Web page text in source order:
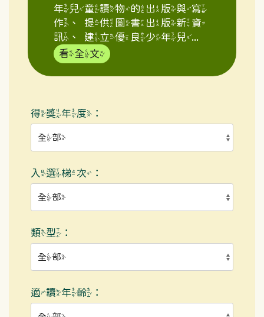
年兒童讀物的出版與寫
作、提供圖書出版新資
訊、建立優良少年兒...
看全文
得獎年度：
入選梯次：
類型：
適讀年齡：